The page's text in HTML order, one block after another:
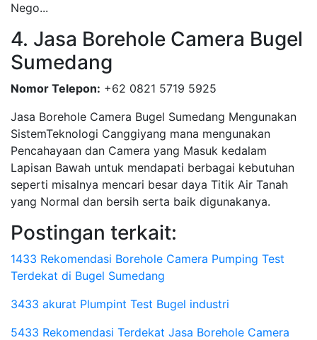
Nego...
4. Jasa Borehole Camera Bugel
Sumedang
Nomor Telepon: +62 0821 5719 5925
Jasa Borehole Camera Bugel Sumedang Mengunakan
SistemTeknologi Canggiyang mana mengunakan
Pencahayaan dan Camera yang Masuk kedalam
Lapisan Bawah untuk mendapati berbagai kebutuhan
seperti misalnya mencari besar daya Titik Air Tanah
yang Normal dan bersih serta baik digunakanya.
Postingan terkait:
1433 Rekomendasi Borehole Camera Pumping Test
Terdekat di Bugel Sumedang
3433 akurat Plumpint Test Bugel industri
5433 Rekomendasi Terdekat Jasa Borehole Camera